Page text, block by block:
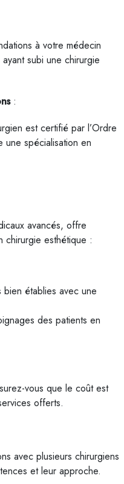
à votre médecin
subi une chirurgie
:
est certifié par l’Ordre
spécialisation en
avancés, offre
chirurgie esthétique :
établies avec une
des patients en
vous que le coût est
offerts.
avec plusieurs chirurgiens
et leur approche.